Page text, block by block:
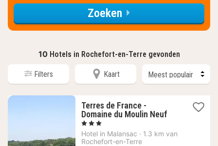
Zoeken
10 Hotels in Rochefort-en-Terre gevonden
Filters Kaart
Terres de France -
Domaine du Moulin Neuf1
vanaf
, 3 Sterren
Hotel in Malansac · 1.3 km van
Rochefort-en-Terre